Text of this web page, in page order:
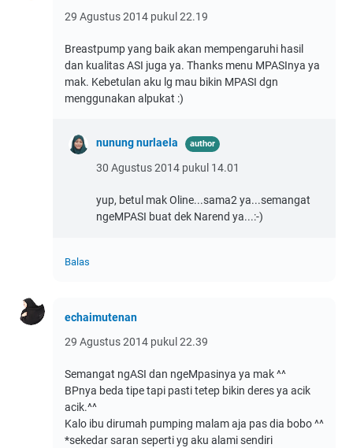
29 Agustus 2014 pukul 22.19
Breastpump yang baik akan mempengaruhi hasil
dan kualitas ASI juga ya. Thanks menu MPASInya ya
mak. Kebetulan aku lg mau bikin MPASI dgn
menggunakan alpukat :)
nunung nurlaela
30 Agustus 2014 pukul 14.01
yup, betul mak Oline...sama2 ya...semangat
ngeMPASI buat dek Narend ya...:-)
Balas
echaimutenan
29 Agustus 2014 pukul 22.39
Semangat ngASI dan ngeMpasinya ya mak ^^
BPnya beda tipe tapi pasti tetep bikin deres ya acik
acik.^^
Kalo ibu dirumah pumping malam aja pas dia bobo ^^
*sekedar saran seperti yg aku alami sendiri